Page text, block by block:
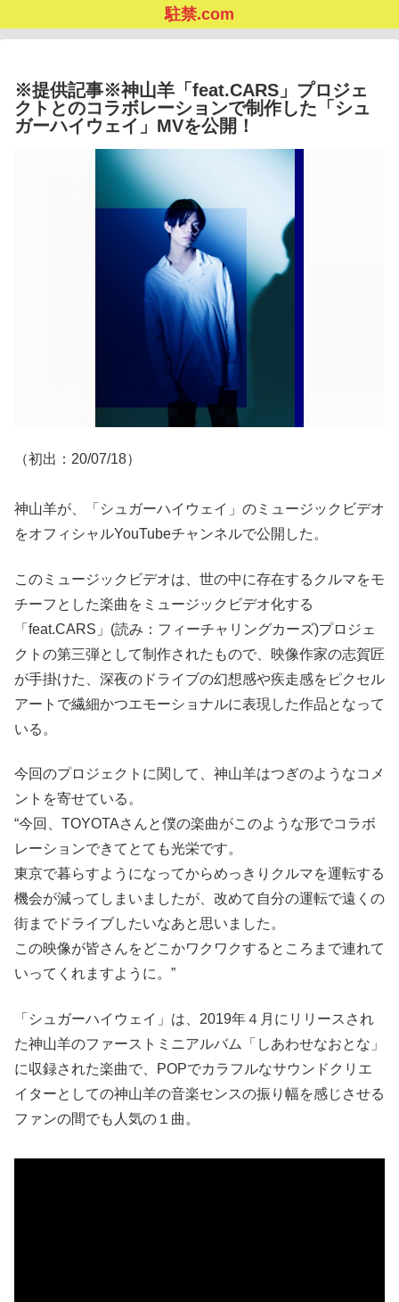
駐禁.com
※提供記事※神山羊「feat.CARS」プロジェ
クトとのコラボレーションで制作した「シュ
ガーハイウェイ」MVを公開！
（初出：20/07/18）
神山羊が、「シュガーハイウェイ」のミュージックビデオ
をオフィシャルYouTubeチャンネルで公開した。
このミュージックビデオは、世の中に存在するクルマをモ
チーフとした楽曲をミュージックビデオ化する
「feat.CARS」(読み：フィーチャリングカーズ)プロジェ
クトの第三弾として制作されたもので、映像作家の志賀匠
が手掛けた、深夜のドライブの幻想感や疾走感をピクセル
アートで繊細かつエモーショナルに表現した作品となって
いる。
今回のプロジェクトに関して、神山羊はつぎのようなコメ
ントを寄せている。
“今回、TOYOTAさんと僕の楽曲がこのような形でコラボ
レーションできてとても光栄です。
東京で暮らすようになってからめっきりクルマを運転する
機会が減ってしまいましたが、改めて自分の運転で遠くの
街までドライブしたいなあと思いました。
この映像が皆さんをどこかワクワクするところまで連れて
いってくれますように。”
「シュガーハイウェイ」は、2019年４月にリリースされ
た神山羊のファーストミニアルバム「しあわせなおとな」
に収録された楽曲で、POPでカラフルなサウンドクリエ
イターとしての神山羊の音楽センスの振り幅を感じさせる
ファンの間でも人気の１曲。